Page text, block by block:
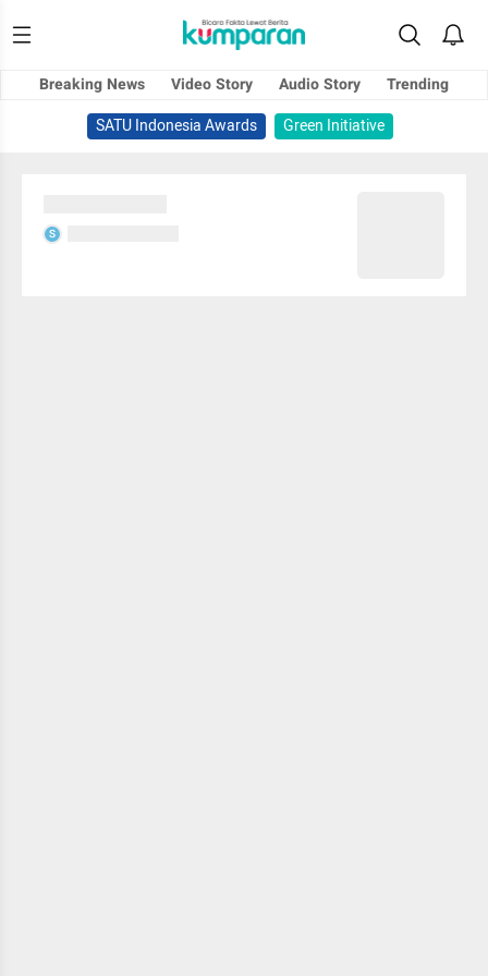
Breaking News Video Story Audio Story
Trending
SATU Indonesia Awards
Green Initiative
S